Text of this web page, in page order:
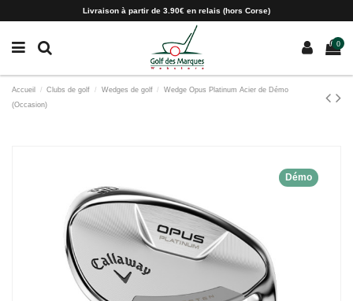
Livraison à partir de 3.90€ en relais (hors Corse)
0
Accueil Clubs de golf Wedges de golf
Wedge Opus Platinum Acier de Démo
(Occasion)
Démo
Paramètres des cookies